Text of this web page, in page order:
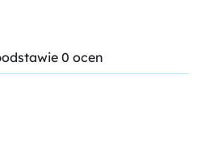
0 ocen